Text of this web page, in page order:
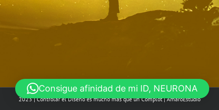
2023 | Controlar el Diseño es mucho más que un Complot |AmaroEstudio
Consigue afinidad de mi ID, NEURONA